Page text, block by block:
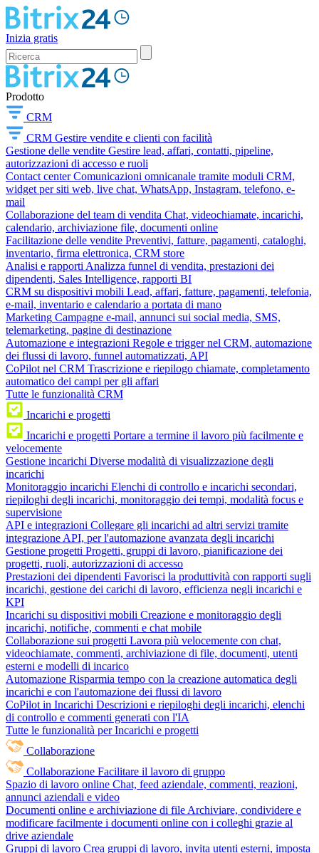
Inizia gratis
Prodotto
CRM
CRM Gestire vendite e clienti con facilità
Gestione delle vendite Gestire lead, affari, contatti, pipeline,
autorizzazioni di accesso e ruoli
Contact center Comunicazioni omnicanale tramite moduli CRM,
widget per siti web, live chat, WhatsApp, Instagram, telefono, e-
mail
Collaborazione del team di vendita Chat, videochiamate, incarichi,
calendario, archiviazione file, documenti online
Facilitazione delle vendite Preventivi, fatture, pagamenti, cataloghi,
inventario, firma elettronica, CRM store
Analisi e rapporti Analizza funnel di vendita, prestazioni dei
dipendenti, Sales Intelligence, rapporti BI
CRM su dispositivi mobili Lead, affari, fatture, pagamenti, telefonia,
e-mail, inventario e calendario a portata di mano
Marketing Campagne e-mail, annunci sui social media, SMS,
telemarketing, pagine di destinazione
Automazione e integrazioni Regole e trigger nel CRM, automazione
dei flussi di lavoro, funnel automatizzati, API
CoPilot nel CRM Trascrizione e riepilogo chiamate, completamento
automatico dei campi per gli affari
Tutte le funzionalità CRM
Incarichi e progetti
Incarichi e progetti Portare a termine il lavoro più facilmente e
velocemente
Gestione incarichi Diverse modalità di visualizzazione degli
incarichi
Monitoraggio incarichi Elenchi di controllo e incarichi secondari,
riepiloghi degli incarichi, monitoraggio dei tempi, modalità focus e
supervisione
API e integrazioni Collegare gli incarichi ad altri servizi tramite
integrazione API, per l'automazione avanzata degli incarichi
Gestione progetti Progetti, gruppi di lavoro, pianificazione dei
progetti, ruoli, autorizzazioni di accesso
Prestazioni dei dipendenti Favorisci la produttività con rapporti sugli
incarichi, gestione dei carichi di lavoro, efficienza negli incarichi e
KPI
Incarichi su dispositivi mobili Creazione e monitoraggio degli
incarichi, notifiche, commenti e chat mobile
Collaborazione sui progetti Lavora più velocemente con chat,
videochiamate, commenti, archiviazione di file, documenti, utenti
esterni e modelli di incarico
Automazione Risparmia tempo con la creazione automatica degli
incarichi e con l'automazione dei flussi di lavoro
CoPilot in Incarichi Descrizioni e riepiloghi degli incarichi, elenchi
di controllo e commenti generati con l'IA
Tutte le funzionalità per Incarichi e progetti
Collaborazione
Collaborazione Facilitare il lavoro di gruppo
Spazio di lavoro online Chat, feed aziendale, commenti, reazioni,
annunci aziendali e video
Documenti online e archiviazione di file Archiviare, condividere e
modificare facilmente i documenti online con i colleghi grazie al
drive aziendale
Gruppi di lavoro Crea gruppi di lavoro, invita utenti esterni, imposta